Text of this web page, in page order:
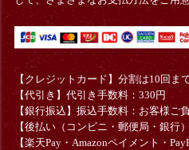
【クレジットカード】分割は10回ま
【代引き】代引き手数料：330円
【銀行振込】振込手数料：お客様ご
【後払い（コンビニ・郵便局・銀行
【楽天Pay・Amazonペイメント・